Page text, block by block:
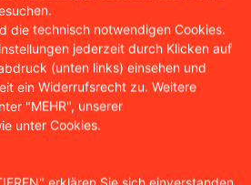
die technisch notwendigen Cookies.
jederzeit durch Klicken auf
(unten links) einsehen und
ein Widerrufsrecht zu. Weitere
"MEHR", unserer
unter Cookies.